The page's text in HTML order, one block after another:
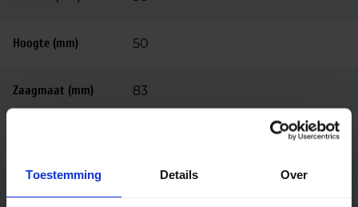
Toestemming Details Over
Hoogte (mm) 50
Zaagmaat (mm) 83